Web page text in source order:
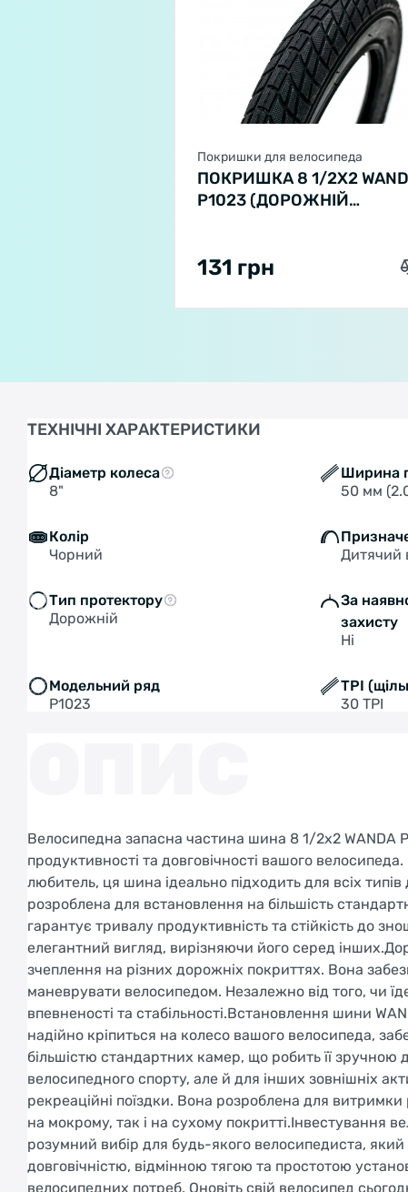
Покришки для велосипеда
ПОКРИШКА 8 1/2X2
P1023 (ДОРОЖНІЙ
131 грн
ТЕХНІЧНІ ХАРАКТЕРИСТИКИ
Діаметр колеса
8"
Ширина
50 мм
Колір
Чорний
Дитячий
Тип протектору
Дорожній
За
захисту
Ні
Модельний ряд
P1023
TPI
30 TPI
Велосипедна запасна частина шина 8 1/2x2 WANDA
продуктивності та довговічності вашого
любитель, ця шина ідеально підходить для всіх
розроблена для встановлення на більшість
гарантує тривалу продуктивність та стійкість до
елегантний вигляд, вирізняючи його серед
зчеплення на різних дорожніх покриттях. Вона
маневрувати велосипедом. Незалежно від того, чи
впевненості та стабільності.Встановлення шини
надійно кріпиться на колесо вашого велосипеда,
більшістю стандартних камер, що робить її
велосипедного спорту, але й для інших зовнішніх
рекреаційні поїздки. Вона розроблена для
на мокрому, так і на сухому покритті.Інвестування
розумний вибір для будь-якого велосипедиста,
довговічністю, відмінною тягою та простотою
велосипедних потреб. Оновіть свій велосипед